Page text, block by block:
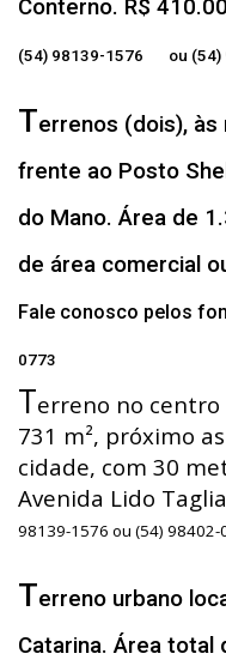
Conterno. R$
(54) 98139-1576 ou (54)
Terrenos (dois), às
frente ao Posto
do Mano. Área de
de área comercial
Fale conosco pelos
0773
Terreno no centro
731 m², próximo
cidade, com 30
Avenida Lido
98139-1576 ou (54) 98402-
Terreno urbano
Catarina. Área total